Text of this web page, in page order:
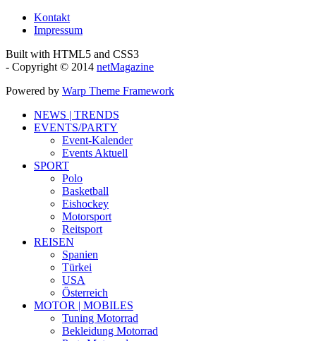
Kontakt
Impressum
Built with HTML5 and CSS3
- Copyright © 2014 netMagazine
Powered by Warp Theme Framework
NEWS | TRENDS
EVENTS/PARTY
Event-Kalender
Events Aktuell
SPORT
Polo
Basketball
Eishockey
Motorsport
Reitsport
REISEN
Spanien
Türkei
USA
Österreich
MOTOR | MOBILES
Tuning Motorrad
Bekleidung Motorrad